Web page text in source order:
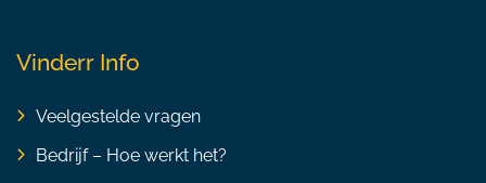
Vinderr Info
Veelgestelde vragen
Bedrijf – Hoe werkt het?